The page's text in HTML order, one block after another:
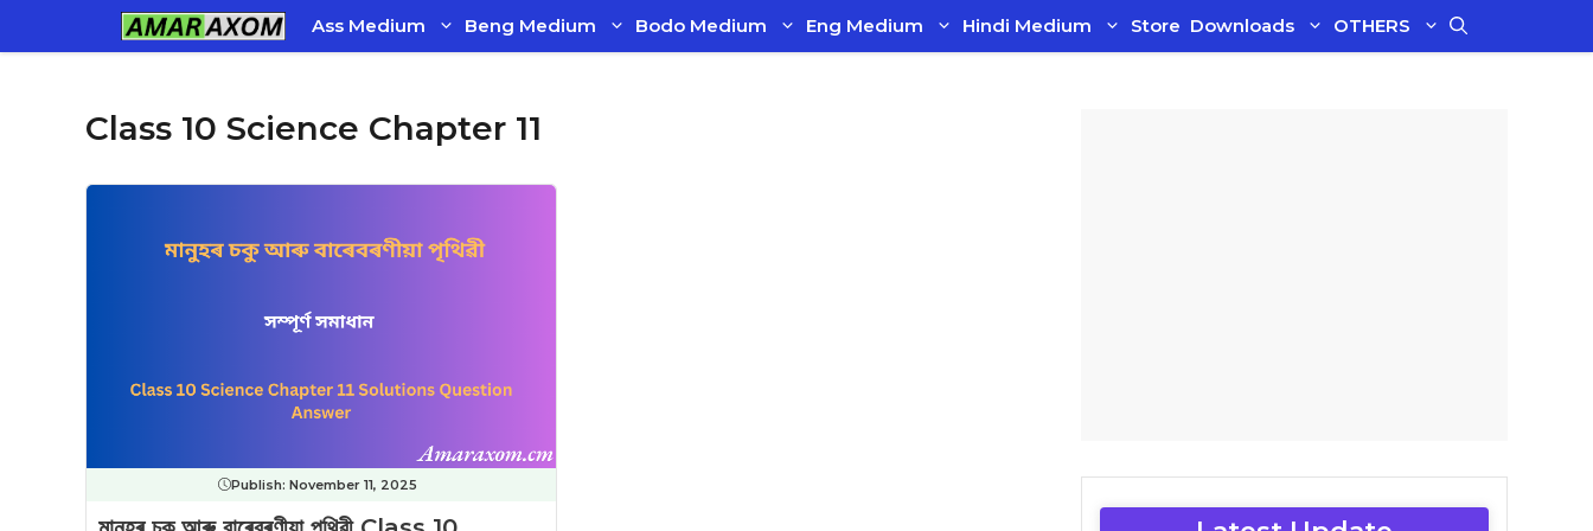
Ass Medium Beng Medium Bodo Medium Eng Medium Hindi Medium Store Downloads OTHERS
Class 10 Science Chapter 11
Publish:November 11, 2025